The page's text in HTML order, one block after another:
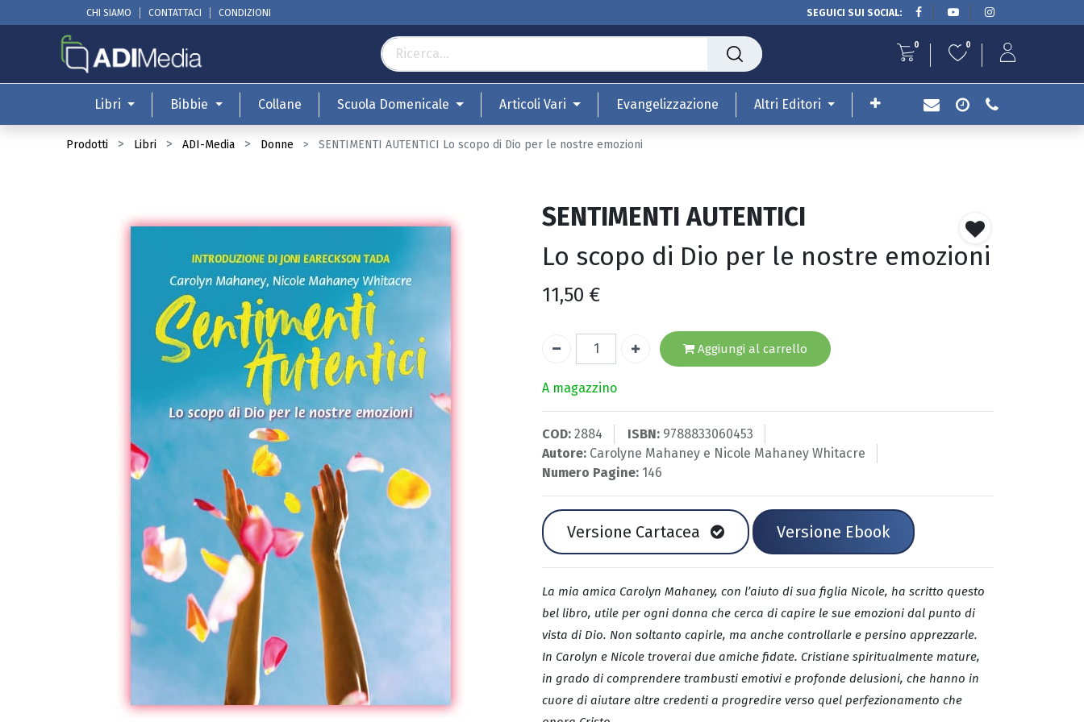
CHI SIAMO CONTATTACI CONDIZIONI SEGUICI SUI SOCIAL:
0 0
Libri Bibbie Collane Scuola Domenicale Articoli Vari Evangelizzazione Altri Editori
Prodotti Libri ADI-Media Donne SENTIMENTI AUTENTICI Lo scopo di Dio per le nostre emozioni
SENTIMENTI AUTENTICI
Lo scopo di Dio per le nostre emozioni
11,50 €
Aggiungi al carrello
A magazzino
COD: 2884 ISBN: 9788833060453
Autore: Carolyne Mahaney e Nicole Mahaney Whitacre
Numero Pagine: 146
Versione Cartacea Versione Ebook
La mia amica Carolyn Mahaney, con l’aiuto di sua figlia Nicole, ha scritto questo
bel libro, utile per ogni donna che cerca di capire le sue emozioni dal punto di
vista di Dio. Non soltanto capirle, ma anche controllarle e persino apprezzarle.
In Carolyn e Nicole troverai due amiche fidate. Cristiane spiritualmente mature,
in grado di comprendere trambusti emotivi e profonde delusioni, che hanno in
cuore di aiutare altre credenti a progredire verso quel perfezionamento che